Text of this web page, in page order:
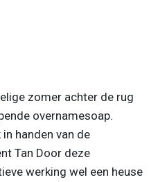
zomer achter de rug
overnamesoap.
handen van de
Tan Door deze
werking wel een heuse